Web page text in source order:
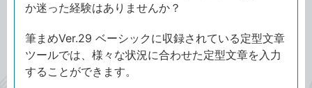
か迷った経験はありませんか？
筆まめVer.29 ベーシックに収録されている定型文章
ツールでは、様々な状況に合わせた定型文章を入力
することができます。